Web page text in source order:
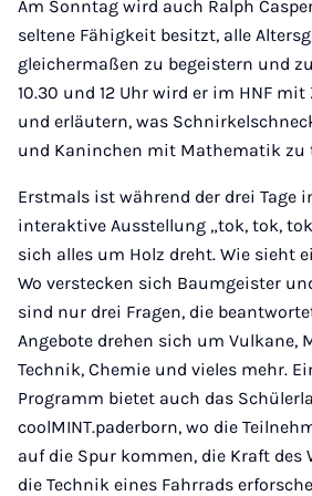
Am Sonntag wird auch Ralph
seltene Fähigkeit besitzt, alle
gleichermaßen zu begeistern und
10.30 und 12 Uhr wird er im HNF
und erläutern, was
und Kaninchen mit Mathematik zu
Erstmals ist während der drei Tage
interaktive Ausstellung „tok, tok,
sich alles um Holz dreht. Wie sieht
Wo verstecken sich Baumgeister
sind nur drei Fragen, die
Angebote drehen sich um Vulkane,
Technik, Chemie und vieles mehr.
Programm bietet auch das
coolMINT.paderborn, wo die
auf die Spur kommen, die Kraft des
die Technik eines Fahrrads